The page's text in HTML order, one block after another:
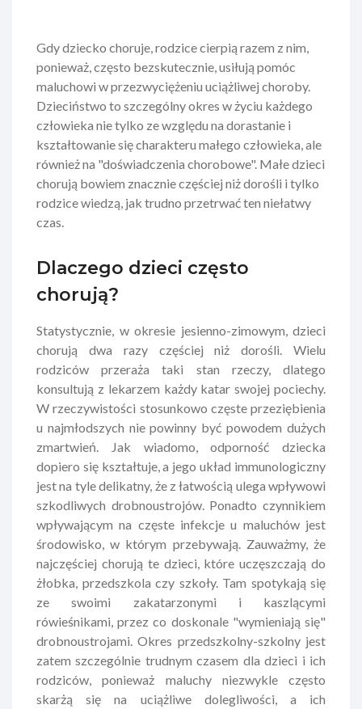
Gdy dziecko choruje, rodzice cierpią razem z nim,
ponieważ, często bezskutecznie, usiłują pomóc
maluchowi w przezwyciężeniu uciążliwej choroby.
Dzieciństwo to szczególny okres w życiu każdego
człowieka nie tylko ze względu na dorastanie i
kształtowanie się charakteru małego człowieka, ale
również na "doświadczenia chorobowe". Małe dzieci
chorują bowiem znacznie częściej niż dorośli i tylko
rodzice wiedzą, jak trudno przetrwać ten niełatwy
czas.
Dlaczego dzieci często
chorują?
Statystycznie, w okresie jesienno-zimowym, dzieci
chorują dwa razy częściej niż dorośli. Wielu
rodziców przeraża taki stan rzeczy, dlatego
konsultują z lekarzem każdy katar swojej pociechy.
W rzeczywistości stosunkowo częste przeziębienia
u najmłodszych nie powinny być powodem dużych
zmartwień. Jak wiadomo, odporność dziecka
dopiero się kształtuje, a jego układ immunologiczny
jest na tyle delikatny, że z łatwością ulega wpływowi
szkodliwych drobnoustrojów. Ponadto czynnikiem
wpływającym na częste infekcje u maluchów jest
środowisko, w którym przebywają. Zauważmy, że
najczęściej chorują te dzieci, które uczęszczają do
żłobka, przedszkola czy szkoły. Tam spotykają się
ze swoimi zakatarzonymi i kaszlącymi
rówieśnikami, przez co doskonale "wymieniają się"
drobnoustrojami. Okres przedszkolny-szkolny jest
zatem szczególnie trudnym czasem dla dzieci i ich
rodziców, ponieważ maluchy niezwykle często
skarżą się na uciążliwe dolegliwości, a ich